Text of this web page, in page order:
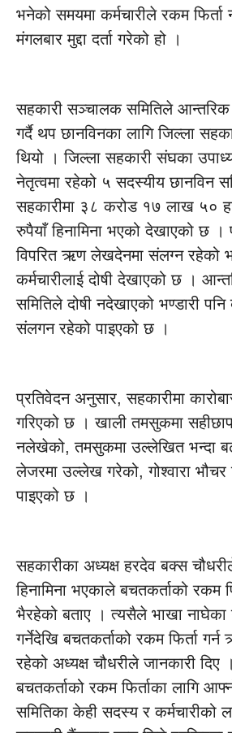
भनेको समयमा कर्मचारीले रकम फिर्ता
मंगलबार मुद्दा दर्ता गरेको हो ।
सहकारी सञ्चालक समितिले
गर्दै थप छानविनका लागि जिल्ला
थियो । जिल्ला सहकारी संघका
नेतृत्वमा रहेको ५ सदस्यीय छानविन
सहकारीमा ३८ करोड १७ लाख ५०
रुपैयाँ हिनामिना भएको देखाएको छ ।
विपरित ऋण लेखदेनमा संलग्न रहेको
कर्मचारीलाई दोषी देखाएको छ ।
समितिले दोषी नदेखाएको भण्डारी
संलगन रहेको पाइएको छ ।
प्रतिवेदन अनुसार, सहकारीमा
गरिएको छ । खाली तमसुकमा
नलेखेको, तमसुकमा उल्लेखित भन्दा
लेजरमा उल्लेख गरेको, गोश्वारा भौचर
पाइएको छ ।
सहकारीका अध्यक्ष हरदेव बक्स
हिनामिना भएकाले बचतकर्ताको रकम
भैरहेको बताए । त्यसैले भाखा
गर्नेदेखि बचतकर्ताको रकम फिर्ता
रहेको अध्यक्ष चौधरीले जानकारी दिए
बचतकर्ताको रकम फिर्ताका लागि
समितिका केही सदस्य र कर्मचारीको